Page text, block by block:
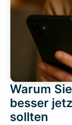
Warum
besser
sollten